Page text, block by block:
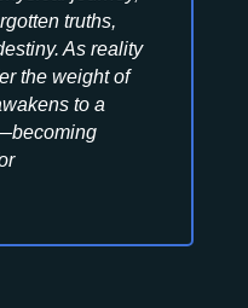
truths,
As reality
the weight of
to a